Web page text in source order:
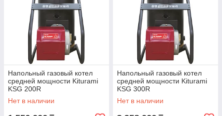
Напольный газовый котел
средней мощности Kiturami
KSG 200R
(1000кв.м-2000кв.м)
Нет в наличии
Напольный газовый котел
средней мощности Kiturami
KSG 300R
(1500кв.м-3200кв.м)
Нет в наличии